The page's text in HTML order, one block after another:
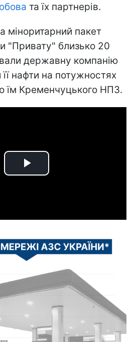
та їх партнерів.
міноритарний пакет
"Привату" близько 20
державну компанію
нафти на потужностях
їм Кременчуцького НПЗ.
Play